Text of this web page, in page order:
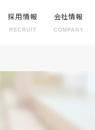
採用情報
RECRUIT
会社情報
COMPANY